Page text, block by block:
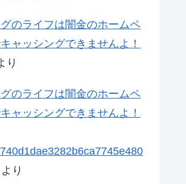
のライフは闇金のホームペ
ャッシングできませんよ！
り
のライフは闇金のホームペ
ャッシングできませんよ！
より